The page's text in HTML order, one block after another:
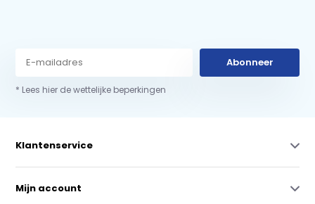
Abonneer
* Lees hier de wettelijke beperkingen
Klantenservice
Mijn account